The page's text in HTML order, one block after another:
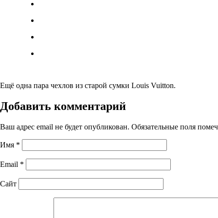
Ещё одна пара чехлов из старой сумки Louis Vuitton.
Добавить комментарий
Ваш адрес email не будет опубликован. Обязательные поля
Имя *
Email *
Сайт